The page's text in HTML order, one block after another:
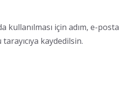
kullanılması için adım, e-posta
kaydedilsin.